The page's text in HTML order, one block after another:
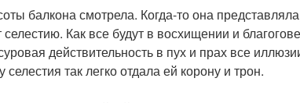
балкона смотрела. Когда-то она
Как все будут в восхищении и
действительность в пух и прах все
так легко отдала ей корону и трон.